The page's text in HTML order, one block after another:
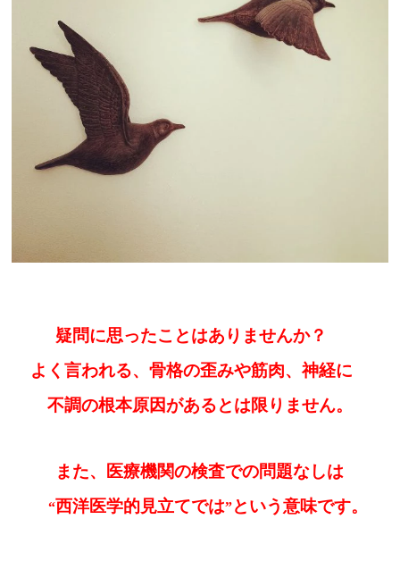
疑問に思ったことはありませんか？
よく言われる、 骨格の歪みや筋肉、神経に
不調の根本原因があるとは限りません。
また、医療機関の検査での問題なしは
“西洋医学的見立てでは”という意味です。